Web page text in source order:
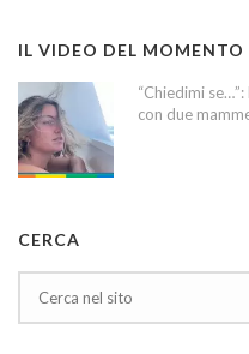
IL VIDEO DEL MOMENTO
“Chiedimi
con due
CERCA